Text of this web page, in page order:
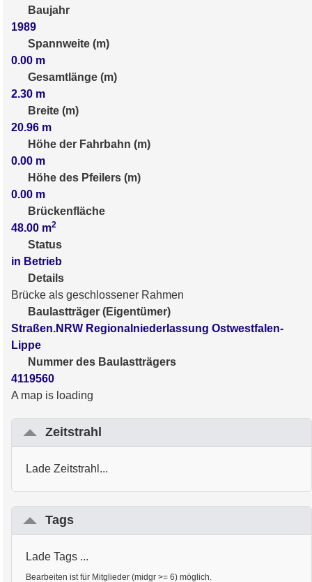
Baujahr
1989
Spannweite (m)
0.00 m
Gesamtlänge (m)
2.30 m
Breite (m)
20.96 m
Höhe der Fahrbahn (m)
0.00 m
Höhe des Pfeilers (m)
0.00 m
Brückenfläche
48.00 m2
Status
in Betrieb
Details
Brücke als geschlossener Rahmen
Baulastträger (Eigentümer)
Straßen.NRW Regionalniederlassung Ostwestfalen-
Lippe
Nummer des Baulastträgers
4119560
A map is loading
Zeitstrahl
Lade Zeitstrahl...
Tags
Lade Tags ...
Bearbeiten ist für Mitglieder (midgr >= 6) möglich.